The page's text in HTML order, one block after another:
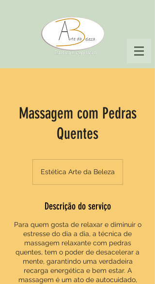
Massagem com Pedras
Quentes
Estética Arte da Beleza
Descrição do serviço
Para quem gosta de relaxar e diminuir o
estresse do dia a dia, a técnica de
massagem relaxante com pedras
quentes, tem o poder de desacelerar a
mente, garantindo uma verdadeira
recarga energética e bem estar. A
massagem é um ato de autocuidado,